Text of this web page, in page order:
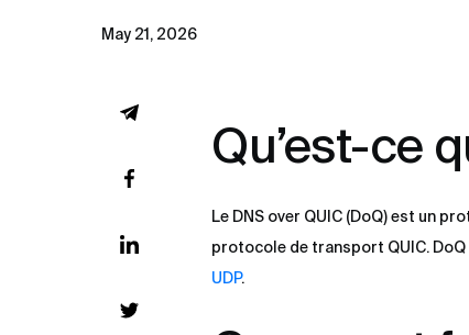
May 21, 2026
Qu’est-ce
Le DNS over QUIC (DoQ) est un
protocole de transport QUIC.
UDP.